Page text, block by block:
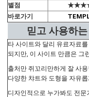
별점
바로가기
믿고 사용하
타 사이트와 달리 유료자료
되지만, 이 사이트 만큼은 그
출처만 쥐꼬리만하게 잘 사
다양한 챠트와 도형을 자유
디자인적으로 누가봐도 전